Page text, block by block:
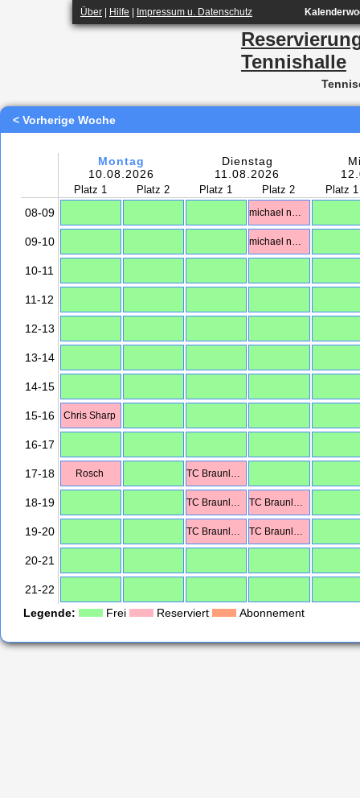
Über Hilfe Impressum u. Datenschutz
Tennishalle
< Vorherige Woche
Montag
10.08.2026
Dienstag
11.08.2026
Platz 1 Platz 2 Platz 1 Platz 2 Platz 1
08-09 michael nelius
09-10 michael nelius
10-11
11-12
12-13
13-14
14-15
15-16 Chris Sharp
16-17
17-18 Rosch TC Braunlage
18-19 TC Braunlage TC Braunlage
19-20 TC Braunlage TC Braunlage
20-21
21-22
Legende:
Frei Reserviert Abonnement